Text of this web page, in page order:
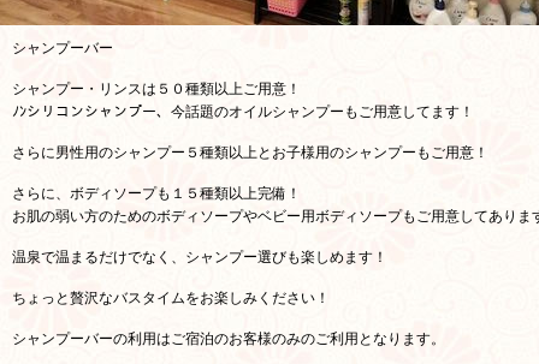
シャンプーバー
シャンプー・リンスは５０種類以上ご用意！
ﾉﾝシリコンシャンプー、今話題のオイルシャンプーもご用意してます！
さらに男性用のシャンプー５種類以上とお子様用のシャンプーもご用意！
さらに、ボディソープも１５種類以上完備！
お肌の弱い方のためのボディソープやベビー用ボディソープもご用意してありま
温泉で温まるだけでなく、シャンプー選びも楽しめます！
ちょっと贅沢なバスタイムをお楽しみください！
シャンプーバーの利用はご宿泊のお客様のみのご利用となります。